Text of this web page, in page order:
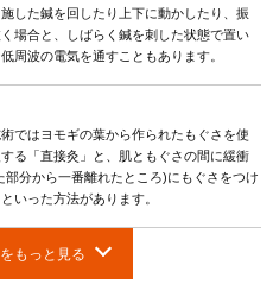
した鍼を回したり上下に動かしたり、振
場合と、しばらく鍼を刺した状態で置い
周波の電気を通すこともあります。
ではヨモギの葉から作られたもぐさを使
る「直接灸」と、肌ともぐさの間に緩衝
分から一番離れたところ)にもぐさをつけ
いった方法があります。
もっと見る